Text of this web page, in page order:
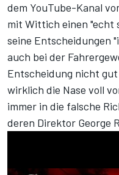
dem YouTube-Kanal
mit Wittich einen "echt
seine Entscheidungen
auch bei der
Entscheidung nicht
wirklich die Nase voll
immer in die falsche
deren Direktor George